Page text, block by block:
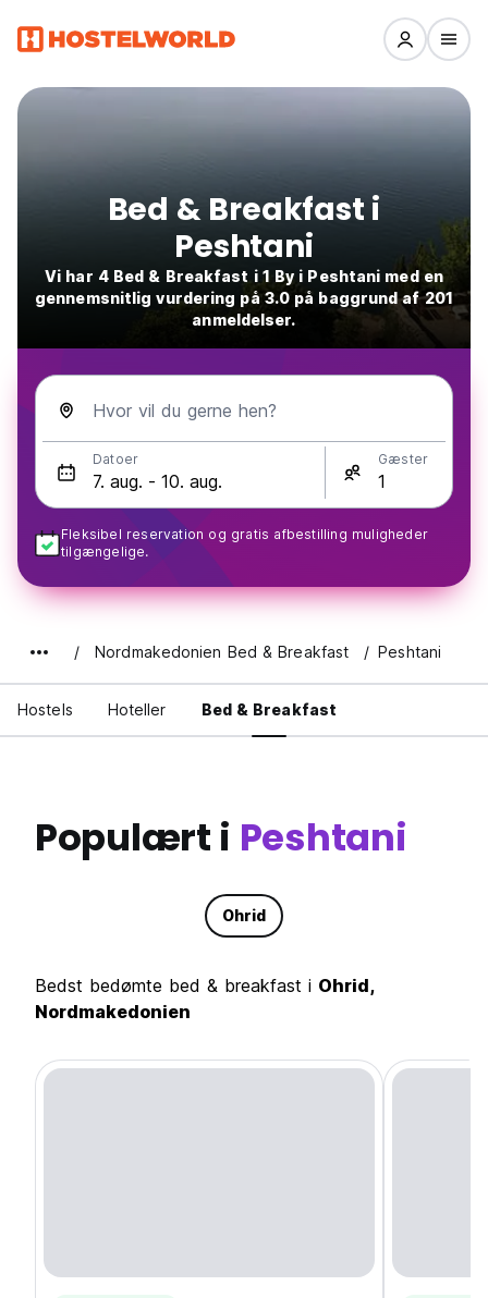
Bed & Breakfast i
Peshtani
Vi har 4 Bed & Breakfast i 1 By i Peshtani med en
gennemsnitlig vurdering på 3.0 på baggrund af 201
anmeldelser.
Hvor vil du gerne hen?
Datoer Gæster
Fleksibel reservation og gratis afbestilling muligheder
tilgængelige.
Nordmakedonien Bed & Breakfast Peshtani
Hostels Hoteller Bed & Breakfast
Populært i Peshtani
Ohrid
Bedst bedømte bed & breakfast i Ohrid,
Nordmakedonien